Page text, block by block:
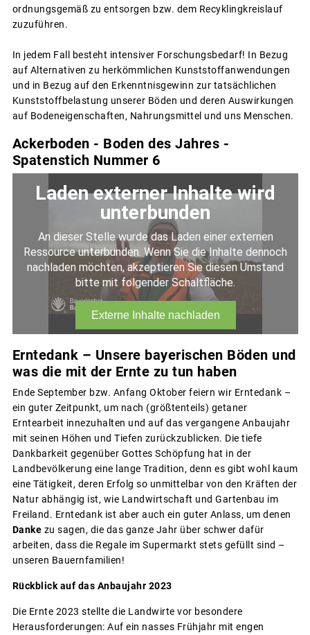
ordnungsgemäß zu entsorgen bzw. dem Recyklingkreislauf
zuzuführen.
In jedem Fall besteht intensiver Forschungsbedarf! In Bezug
auf Alternativen zu herkömmlichen Kunststoffanwendungen
und in Bezug auf den Erkenntnisgewinn zur tatsächlichen
Kunststoffbelastung unserer Böden und deren Auswirkungen
auf Bodeneigenschaften, Nahrungsmittel und uns Menschen.
Ackerboden - Boden des Jahres -
Spatenstich Nummer 6
Erntedank – Unsere bayerischen Böden und
was die mit der Ernte zu tun haben
Ende September bzw. Anfang Oktober feiern wir Erntedank –
ein guter Zeitpunkt, um nach (größtenteils) getaner
Erntearbeit innezuhalten und auf das vergangene Anbaujahr
mit seinen Höhen und Tiefen zurückzublicken. Die tiefe
Dankbarkeit gegenüber Gottes Schöpfung hat in der
Landbevölkerung eine lange Tradition, denn es gibt wohl kaum
eine Tätigkeit, deren Erfolg so unmittelbar von den Kräften der
Natur abhängig ist, wie Landwirtschaft und Gartenbau im
Freiland. Erntedank ist aber auch ein guter Anlass, um denen
Danke zu sagen, die das ganze Jahr über schwer dafür
arbeiten, dass die Regale im Supermarkt stets gefüllt sind –
unseren Bauernfamilien!
Rückblick auf das Anbaujahr 2023
Die Ernte 2023 stellte die Landwirte vor besondere
Herausforderungen: Auf ein nasses Frühjahr mit engen